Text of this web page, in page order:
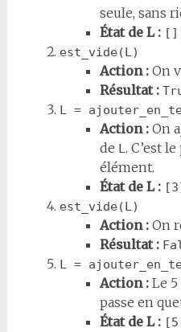
seule, sans
État de L : []
est_vide(L)
Action :On
Résultat :
L =
Action :On
de L. C’est
élément.
État de L :
est_vide(L)
Action :On
Résultat :
L =
Action :Le 5
passe en
État de L :